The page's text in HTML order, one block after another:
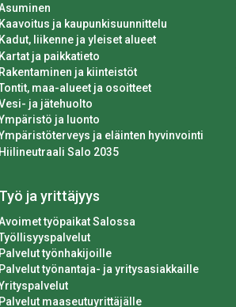
Kaavoitus ja kaupunkisuunnittelu
Kadut, liikenne ja yleiset alueet
Kartat ja paikkatieto
Rakentaminen ja kiinteistöt
maa-alueet ja osoitteet
ja jätehuolto
ja luonto
ja eläinten hyvinvointi
Hiilineutraali Salo 2035
Työ ja yrittäjyys
työpaikat Salossa
Palvelut työnhakijoille
Palvelut työnantaja- ja yritysasiakkaille
Palvelut maaseutuyrittäjälle